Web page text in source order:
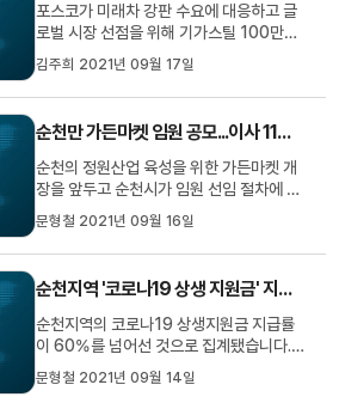
포스코가 미래차 강판 수요에 대응하고 글
로벌 시장 선점을 위해 기가스틸 100만톤
생산 체제를 구축했습니다. 포스코는 친환
경차 시장 확대, 차체 경량화 요구 등 자동
차 산업의 트렌드 변화에 대응하기 위해 지
난 2017년부터 5천억 여원을 투자해 광양
제철소 부지 안에 초고강도 경량강판, 기가
스틸의 제조 설비 신·증설 ...
김주희 2021년 09월 17일
순천만 가든마켓 임원 공모...이사 11명˙감사 2명 선임 예정
순천의 정원산업 육성을 위한 가든마켓 개
장을 앞두고 순천시가 임원 선임 절차에 들
어갔습니다. 순천시는 오는 24일까지 가든
마켓 임원 지원자를 공개 모집한 뒤 서류심
사와 면접을 거쳐 이사 11명과 감사 2명을
선임할 계획입니다. 한편, 가든마켓 주식회
사 정관에는 이사 11명 중 4명은 화훼류와
조경수 등을 재배하는 ...
문형철 2021년 09월 16일
순천지역 '코로나19 상생 지원금' 지급률 62%
순천지역의 코로나19 상생지원금 지급률
이 60%를 넘어선 것으로 집계됐습니다.
순천시는 지난 6일부터 12일까지 일주일
동안 상생 지원금 지원 대상자의 62%인
문형철 2021년 09월 14일